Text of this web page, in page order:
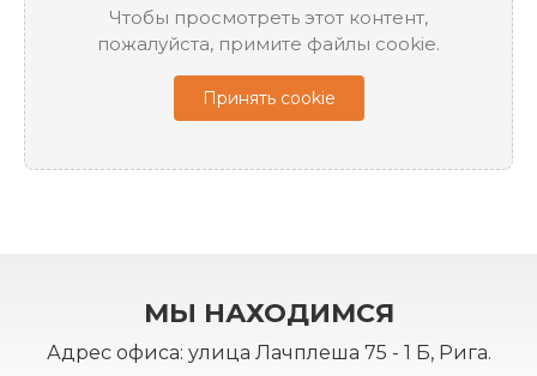
Чтобы просмотреть этот контент,
пожалуйста, примите файлы cookie.
Принять cookie
МЫ НАХОДИМСЯ
Адрес офиса: улица Лачплеша 75 - 1 Б, Рига.